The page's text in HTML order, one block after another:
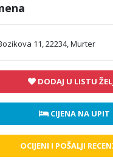
11, 22234, Murter
DODAJ U LISTU
CIJENA NA UPIT
OCIJENI I POŠALJI